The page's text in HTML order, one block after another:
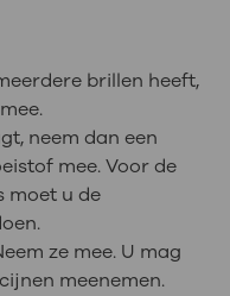
brillen heeft,
neem dan een
mee. Voor de
moet u de
ze mee. U mag
meenemen.